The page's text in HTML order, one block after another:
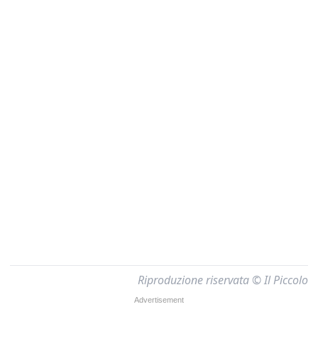
Riproduzione riservata © Il Piccolo